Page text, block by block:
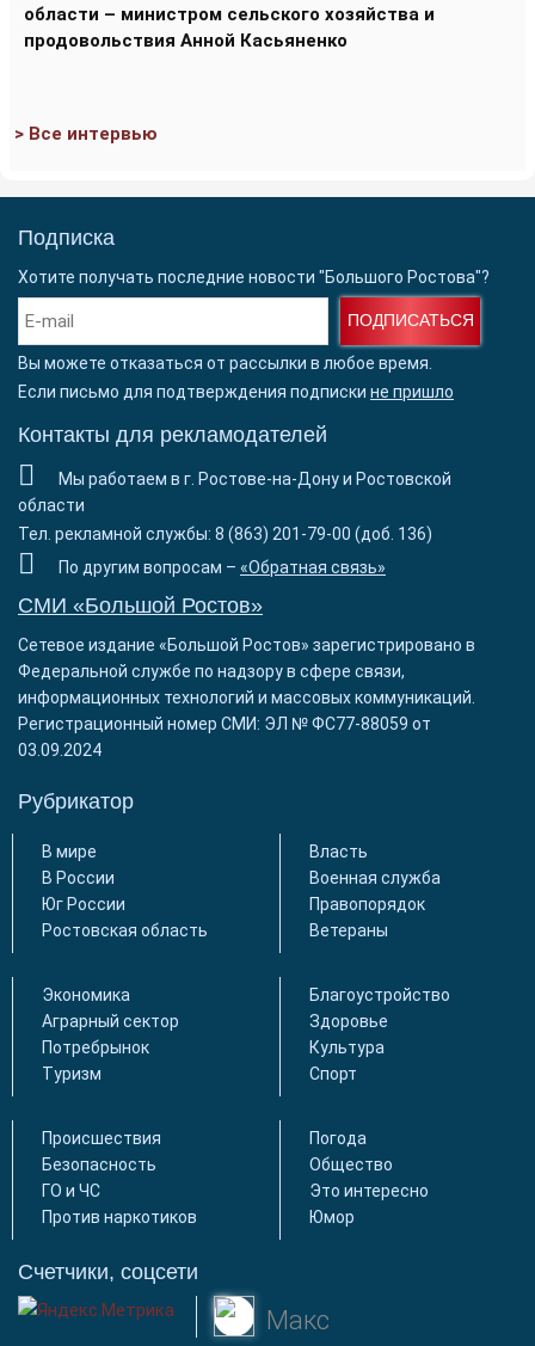
области – министром сельского хозяйства и
продовольствия Анной Касьяненко
> Все интервью
Подписка
Хотите получать последние новости "Большого Ростова"?
ПОДПИСАТЬСЯ
Вы можете отказаться от рассылки в любое время.
Если письмо для подтверждения подписки не пришло
Контакты для рекламодателей
Мы работаем в г. Ростове-на-Дону и Ростовской
области
Тел. рекламной службы: 8 (863) 201-79-00 (доб. 136)
По другим вопросам – «Обратная связь»
СМИ «Большой Ростов»
Сетевое издание «Большой Ростов» зарегистрировано в
Федеральной службе по надзору в сфере связи,
информационных технологий и массовых коммуникаций.
Регистрационный номер СМИ: ЭЛ № ФС77-88059 от
03.09.2024
Рубрикатор
В мире
В России
Юг России
Ростовская область
Власть
Военная служба
Правопорядок
Ветераны
Экономика
Аграрный сектор
Потребрынок
Туризм
Благоустройство
Здоровье
Культура
Спорт
Происшествия
Безопасность
ГО и ЧС
Против наркотиков
Погода
Общество
Это интересно
Юмор
Счетчики, соцсети
Макс